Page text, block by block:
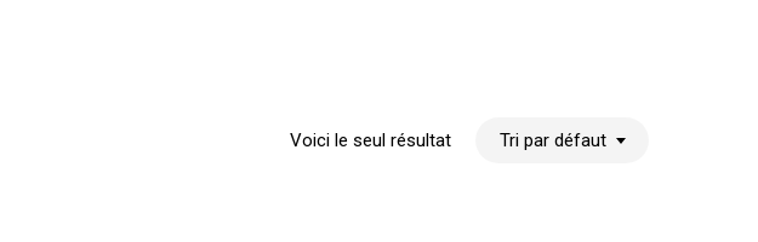
Voici le seul résultat Tri par défaut